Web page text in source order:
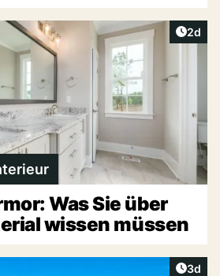
2d
Was Sie über
wissen müssen
3d